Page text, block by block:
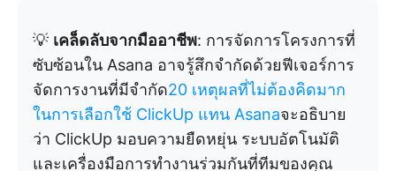
💡 เคล็ดลับจากมืออาชีพ: การจัดการโครงการที่
ซับซ้อนใน Asana อาจรู้สึกจำกัดด้วยฟีเจอร์การ
จัดการงานที่มีจำกัด20 เหตุผลที่ไม่ต้องคิดมาก
ในการเลือกใช้ ClickUp แทน Asanaจะอธิบาย
ว่า ClickUp มอบความยืดหยุ่น ระบบอัตโนมัติ
และเครื่องมือการทำงานร่วมกันที่ทีมของคุณ